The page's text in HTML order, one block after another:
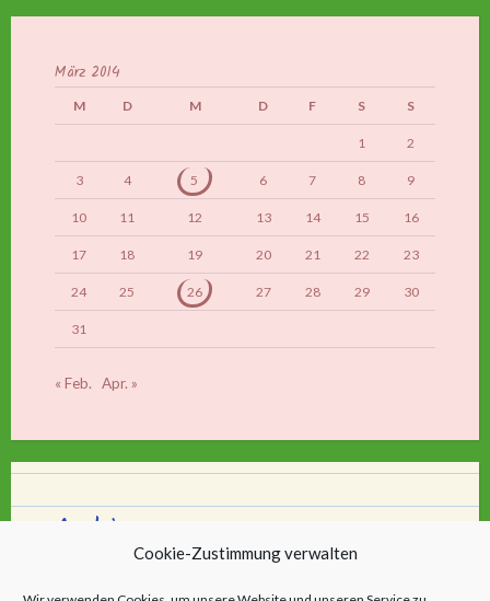
Cookie-Zustimmung verwalten
März 2014
M D M D F S S
1 2
3 4 5 6 7 8 9
10 11 12 13 14 15 16
17 18 19 20 21 22 23
24 25 26 27 28 29 30
31
« Feb. Apr. »
Archiv